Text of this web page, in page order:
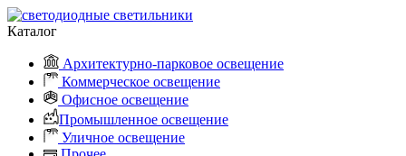
Каталог
Архитектурно-парковое освещение
Коммерческое освещение
Офисное освещение
Промышленное освещение
Уличное освещение